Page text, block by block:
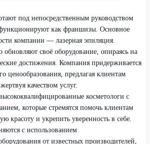
под непосредственным руководством
как франшизы. Основное
компании — лазерная эпиляция.
обновляют своё оборудование, опираясь на
достижения. Компания придерживается
ценообразования, предлагая клиентам
качеством услуг.
косметологи с
которые стремятся помочь клиентам
красоту и укрепить уверенность в себе.
с использованием
от известных производителей,